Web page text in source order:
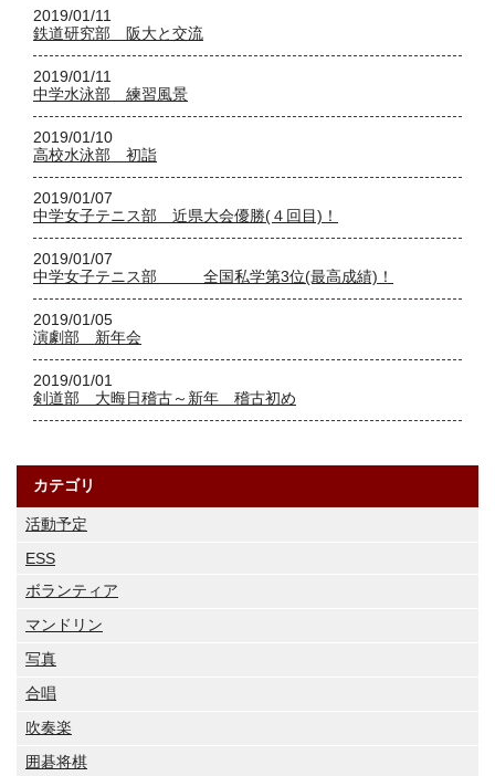
2019/01/11
鉄道研究部 阪大と交流
2019/01/11
中学水泳部 練習風景
2019/01/10
高校水泳部 初詣
2019/01/07
中学女子テニス部 近県大会優勝(４回目)！
2019/01/07
中学女子テニス部 全国私学第3位(最高成績)！
2019/01/05
演劇部 新年会
2019/01/01
剣道部 大晦日稽古～新年 稽古初め
カテゴリ
活動予定
ESS
ボランティア
マンドリン
写真
合唱
吹奏楽
囲碁将棋